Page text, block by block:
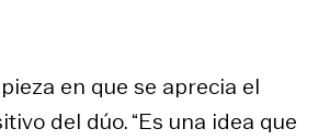
en que se aprecia el
del dúo. “Es una idea que